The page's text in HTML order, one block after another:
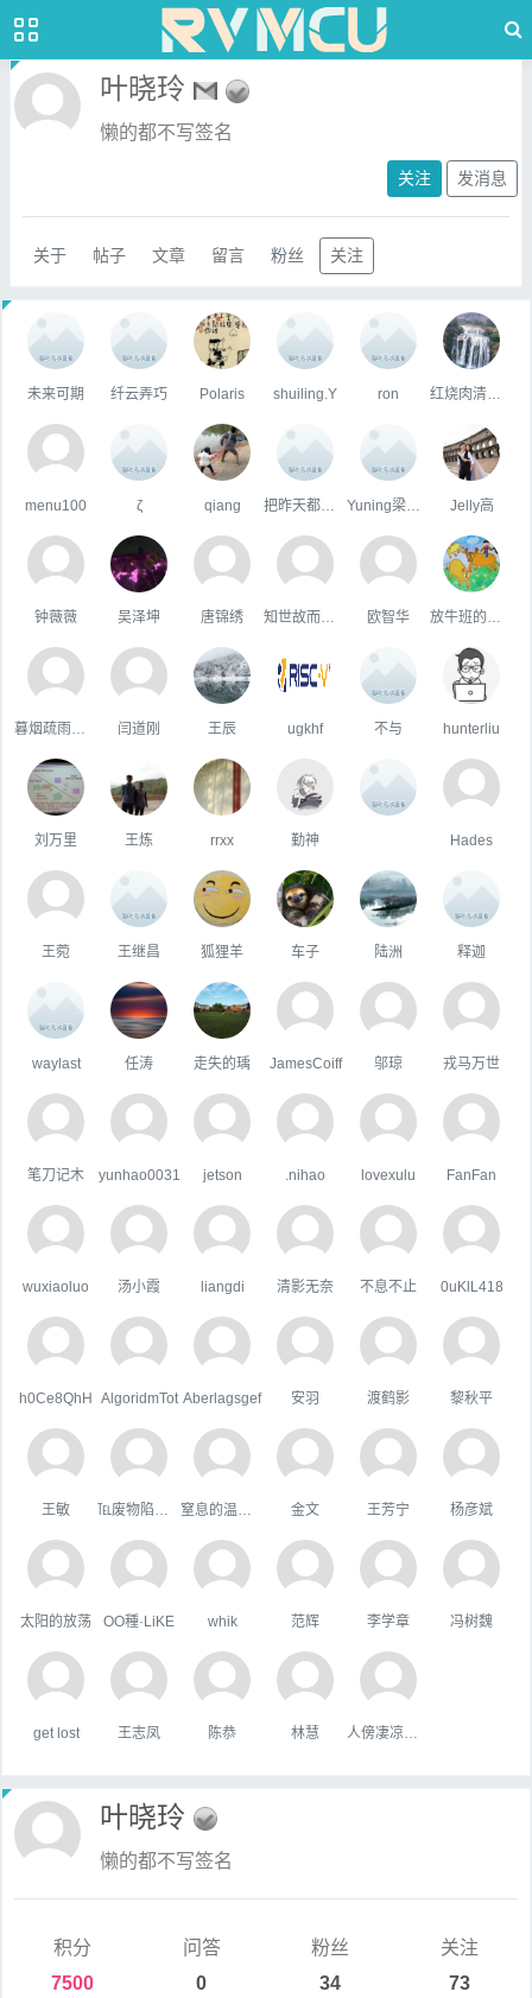
叶晓玲
懒的都不写签名
关注 发消息
关于 帖子 文章 留言 粉丝 关注
未来可期 纤云弄巧 Polaris shuiling.Y ron
menu100 ζ qiang Jelly高
钟薇薇 吴泽坤 唐锦绣 欧智华
闫道刚 王辰 ugkhf 不与 hunterliu
刘万里 王炼 rrxx 勤神 Hades
王菀 王继昌 狐狸羊 车子 陆洲 释迦
waylast 任涛 走失的瑀 JamesCoiff 邬琼 戎马万世
笔刀记木 yunhao0031 jetson .nihao lovexulu FanFan
wuxiaoluo 汤小霞 liangdi 清影无奈 不息不止 0uKlL418
h0Ce8QhH AlgoridmTot Aberlagsgef 安羽 渡鹤影 黎秋平
王敏 金文 王芳宁 杨彦斌
太阳的放荡 OO種·LiKE whik 范辉 李学章 冯树魏
get lost 王志凤 陈恭 林慧
叶晓玲
懒的都不写签名
积分
7500
问答
0
粉丝
34
关注
73